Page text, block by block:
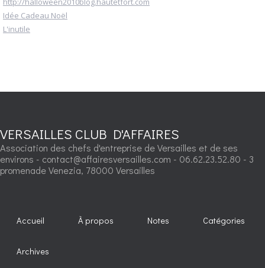
Idée Cadeau Noël
L'inutile
VERSAILLES CLUB D'AFFAIRES
Association des chefs d'entreprise de Versailles et de ses
environs - contact@affairesversailles.com - 06.62.23.52.80 - 3
promenade Venezia, 78000 Versailles
Accueil À propos Notes Catégories
Archives